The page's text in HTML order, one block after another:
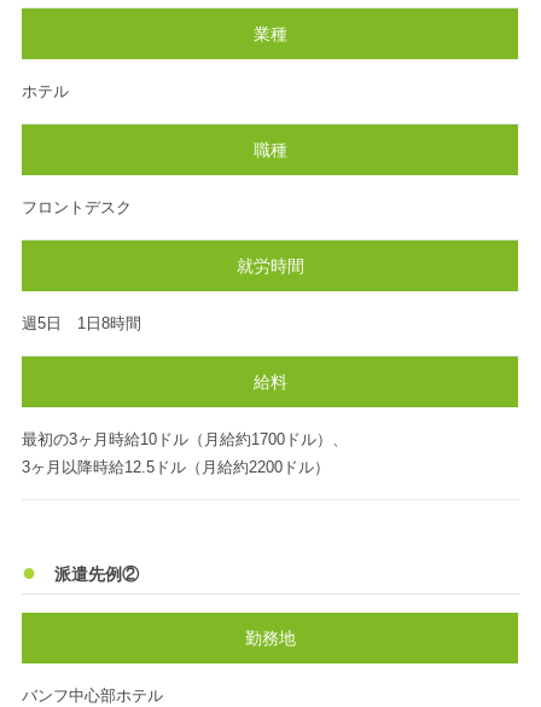
業種
ホテル
職種
フロントデスク
就労時間
週5日 1日8時間
給料
最初の3ヶ月時給10ドル（月給約1700ドル）、
3ヶ月以降時給12.5ドル（月給約2200ドル）
派遣先例②
勤務地
バンフ中心部ホテル